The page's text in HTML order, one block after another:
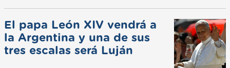
El papa León XIV vendrá a
la Argentina y una de sus
tres escalas será Luján